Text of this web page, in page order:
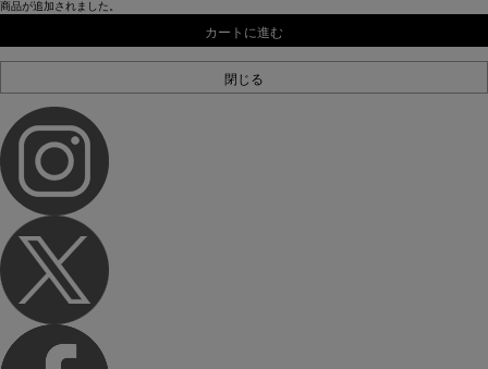
商品が追加されました。
カートに進む
閉じる